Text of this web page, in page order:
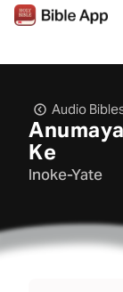
Audio
Ke
Inoke-Yate